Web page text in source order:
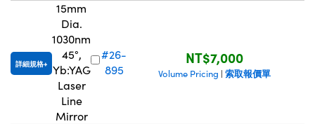
詳細規格
15mm
Dia.
1030nm
45°,
Yb:YAG
Laser
Line
Mirror
#26-
895
NT$7,000
Volume Pricing | 索取報價單